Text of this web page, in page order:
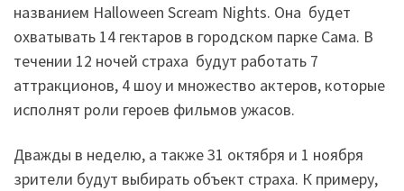
названием Halloween Scream Nights. Она будет
охватывать 14 гектаров в городском парке Сама. В
течении 12 ночей страха будут работать 7
аттракционов, 4 шоу и множество актеров, которые
исполнят роли героев фильмов ужасов.
Дважды в неделю, а также 31 октября и 1 ноября
зрители будут выбирать объект страха. К примеру,